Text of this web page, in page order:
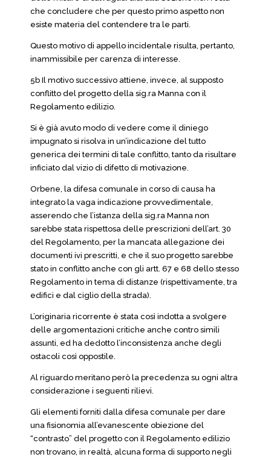
che concludere che per questo primo aspetto non
esiste materia del contendere tra le parti.
Questo motivo di appello incidentale risulta, pertanto,
inammissibile per carenza di interesse.
5b Il motivo successivo attiene, invece, al supposto
conflitto del progetto della sig.ra Manna con il
Regolamento edilizio.
Si è già avuto modo di vedere come il diniego
impugnato si risolva in un’indicazione del tutto
generica dei termini di tale conflitto, tanto da risultare
inficiato dal vizio di difetto di motivazione.
Orbene, la difesa comunale in corso di causa ha
integrato la vaga indicazione provvedimentale,
asserendo che l’istanza della sig.ra Manna non
sarebbe stata rispettosa delle prescrizioni dell’art. 30
del Regolamento, per la mancata allegazione dei
documenti ivi prescritti, e che il suo progetto sarebbe
stato in conflitto anche con gli artt. 67 e 68 dello stesso
Regolamento in tema di distanze (rispettivamente, tra
edifici e dal ciglio della strada).
L’originaria ricorrente è stata così indotta a svolgere
delle argomentazioni critiche anche contro simili
assunti, ed ha dedotto l’inconsistenza anche degli
ostacoli così oppostile.
Al riguardo meritano però la precedenza su ogni altra
considerazione i seguenti rilievi.
Gli elementi forniti dalla difesa comunale per dare
una fisionomia all’evanescente obiezione del
“contrasto” del progetto con il Regolamento edilizio
non trovano, in realtà, alcuna forma di supporto negli